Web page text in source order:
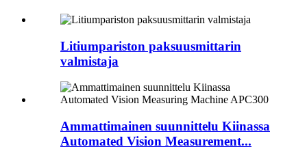
Litiumpariston paksuusmittarin
valmistaja
Ammattimainen suunnittelu Kiinassa
Automated Vision Measurement...